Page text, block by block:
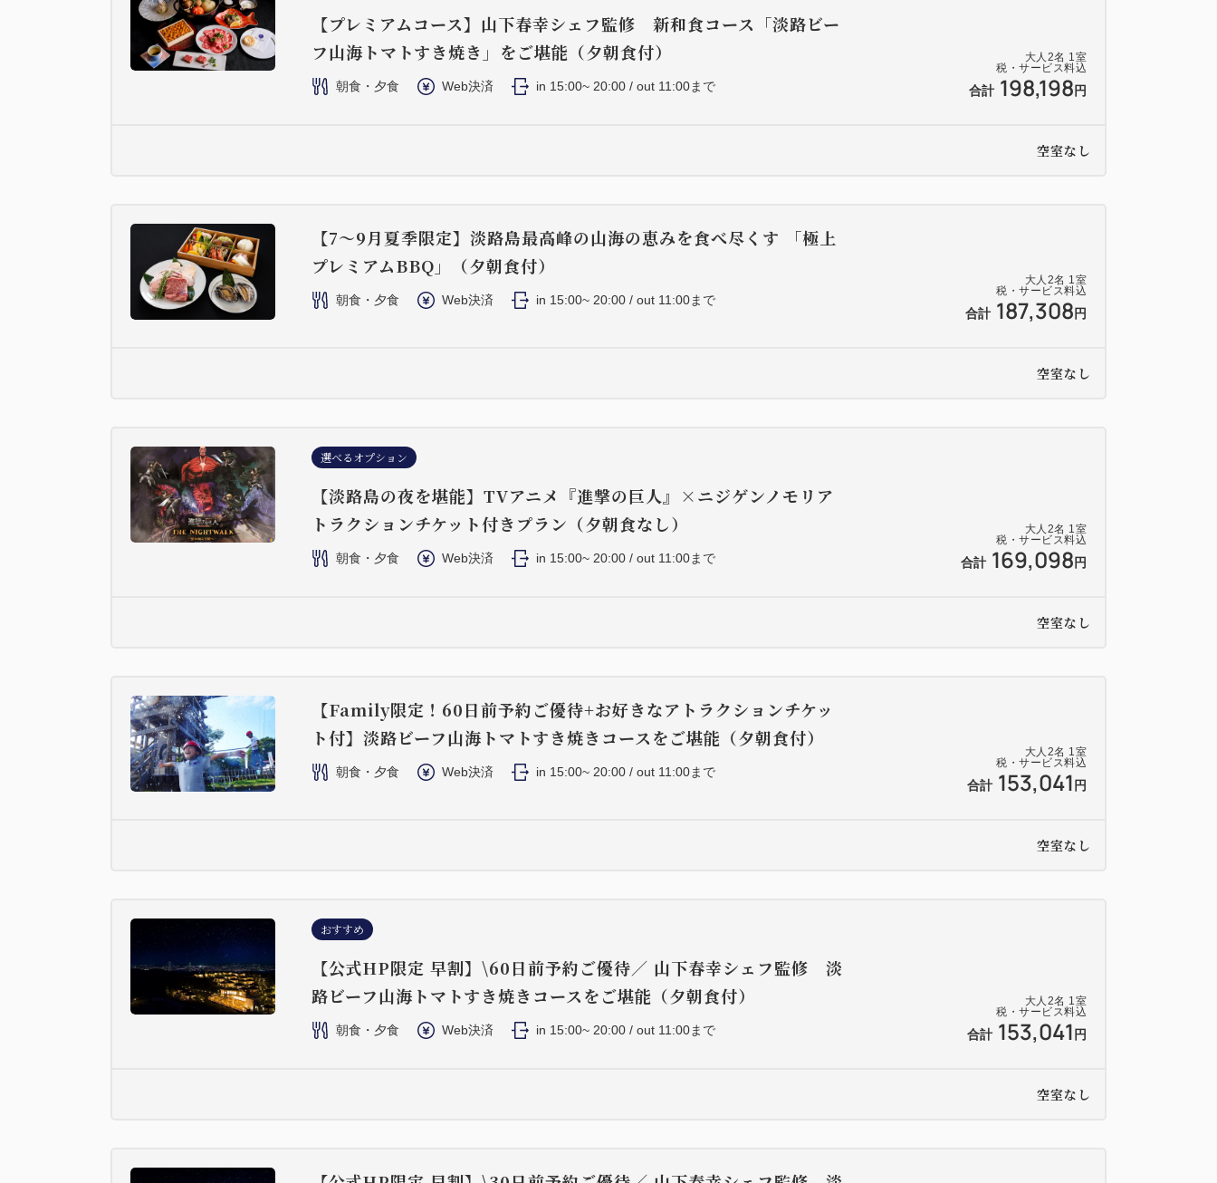
大人 2名 1室
税・サービス料込
合計 198,198 円
【プレミアムコース】山下春幸シェフ監修 新和食コース「淡路ビー
フ山海トマトすき焼き」をご堪能（夕朝食付）
朝食・夕食 Web決済 in 15:00~ 20:00 / out 11:00まで
空室なし
大人 2名 1室
税・サービス料込
合計 187,308 円
【7～9月夏季限定】淡路島最高峰の山海の恵みを食べ尽くす 「極上
プレミアムBBQ」（夕朝食付）
朝食・夕食 Web決済 in 15:00~ 20:00 / out 11:00まで
空室なし
大人 2名 1室
税・サービス料込
合計 169,098 円
選べるオプション
【淡路島の夜を堪能】TVアニメ『進撃の巨人』×ニジゲンノモリア
トラクションチケット付きプラン（夕朝食なし）
朝食・夕食 Web決済 in 15:00~ 20:00 / out 11:00まで
空室なし
大人 2名 1室
税・サービス料込
合計 153,041 円
【Family限定！60日前予約ご優待+お好きなアトラクションチケッ
ト付】淡路ビーフ山海トマトすき焼きコースをご堪能（夕朝食付）
朝食・夕食 Web決済 in 15:00~ 20:00 / out 11:00まで
空室なし
大人 2名 1室
税・サービス料込
合計 153,041 円
おすすめ
【公式HP限定 早割】\60日前予約ご優待／ 山下春幸シェフ監修 淡
路ビーフ山海トマトすき焼きコースをご堪能（夕朝食付）
朝食・夕食 Web決済 in 15:00~ 20:00 / out 11:00まで
空室なし